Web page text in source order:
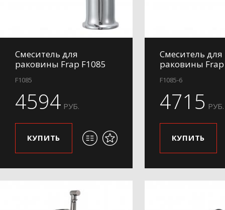
Смеситель для
раковины Frap F1085
F1085
4594 РУБ.
КУПИТЬ
Смеситель для
раковины Frap
F1085-6
4715 РУБ.
КУПИТЬ